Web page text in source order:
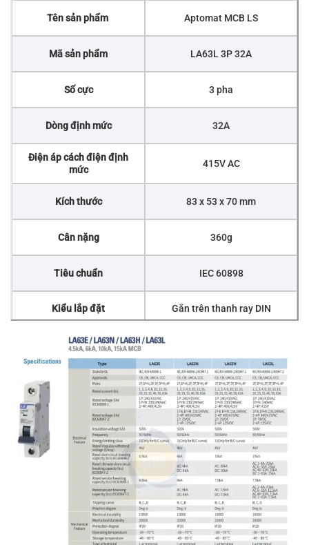
Tên sản phẩm Aptomat MCB LS
Mã sản phẩm LA63L 3P 32A
Số cực 3 pha
Dòng định mức 32A
Điện áp cách điện định
mức
415V AC
Kích thước 83 x 53 x 70 mm
Cân nặng 360g
Tiêu chuẩn IEC 60898
Kiểu lắp đặt Gắn trên thanh ray DIN